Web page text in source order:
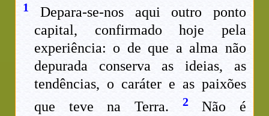
1
Depara-se-nos aqui outro ponto
capital, confirmado hoje pela
experiência: o de que a alma não
depurada conserva as ideias, as
tendências, o caráter e as paixões
que teve na Terra.
2Não é